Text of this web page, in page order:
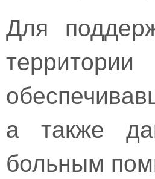
Для
а также
больным